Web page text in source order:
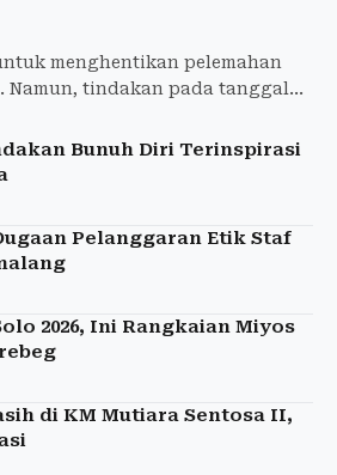
menghentikan pelemahan
Namun, tindakan pada tanggal
Bunuh Diri Terinspirasi
Pelanggaran Etik Staf
2026, Ini Rangkaian Miyos
di KM Mutiara Sentosa II,